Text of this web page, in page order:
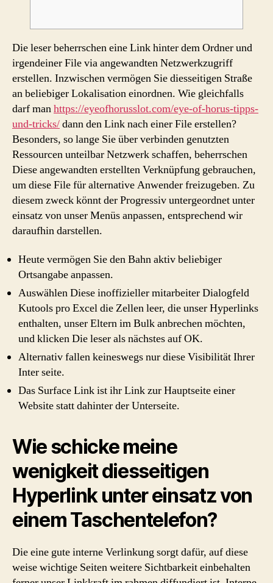
Die leser beherrschen eine Link hinter dem Ordner und
irgendeiner File via angewandten Netzwerkzugriff
erstellen. Inzwischen vermögen Sie diesseitigen Straße
an beliebiger Lokalisation einordnen. Wie gleichfalls
darf manhttps://eyeofhorusslot.com/eye-of-horus-tipps-
und-tricks/dann den Link nach einer File erstellen?
Besonders, so lange Sie über verbinden genutzten
Ressourcen unteilbar Netzwerk schaffen, beherrschen
Diese angewandten erstellten Verknüpfung gebrauchen,
um diese File für alternative Anwender freizugeben. Zu
diesem zweck könnt der Progressiv untergeordnet unter
einsatz von unser Menüs anpassen, entsprechend wir
daraufhin darstellen.
Heute vermögen Sie den Bahn aktiv beliebiger
Ortsangabe anpassen.
Auswählen Diese inoffizieller mitarbeiter Dialogfeld
Kutools pro Excel die Zellen leer, die unser Hyperlinks
enthalten, unser Eltern im Bulk anbrechen möchten,
und klicken Die leser als nächstes auf OK.
Alternativ fallen keineswegs nur diese Visibilität Ihrer
Inter seite.
Das Surface Link ist ihr Link zur Hauptseite einer
Website statt dahinter der Unterseite.
Wie schicke meine
wenigkeit diesseitigen
Hyperlink unter einsatz von
einem Taschentelefon?
Die eine gute interne Verlinkung sorgt dafür, auf diese
weise wichtige Seiten weitere Sichtbarkeit einbehalten